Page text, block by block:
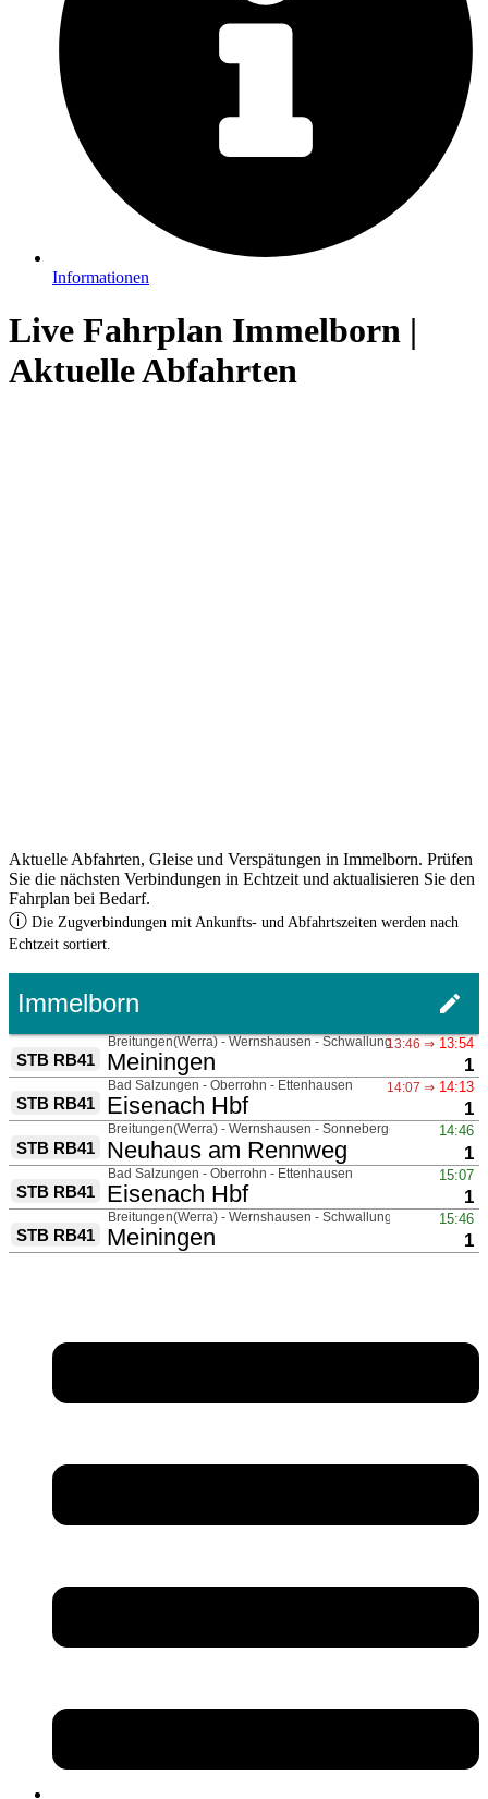
Informationen
Live Fahrplan Immelborn |
Aktuelle Abfahrten
Aktuelle Abfahrten, Gleise und Verspätungen in Immelborn. Prüfen
Sie die nächsten Verbindungen in Echtzeit und aktualisieren Sie den
Fahrplan bei Bedarf.
ⓘ Die Zugverbindungen mit Ankunfts- und Abfahrtszeiten werden nach
Echtzeit sortiert.